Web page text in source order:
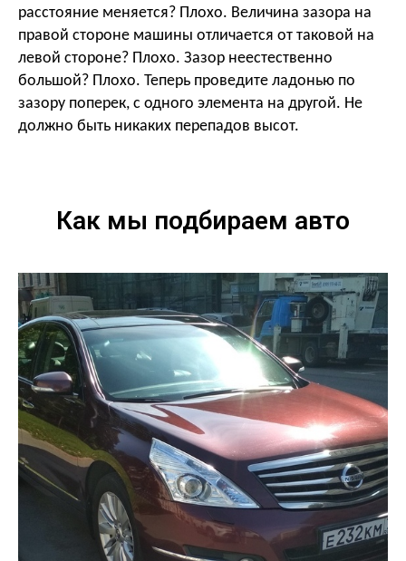
расстояние меняется? Плохо. Величина зазора на
правой стороне машины отличается от таковой на
левой стороне? Плохо. Зазор неестественно
большой? Плохо. Теперь проведите ладонью по
зазору поперек, с одного элемента на другой. Не
должно быть никаких перепадов высот.
Как мы подбираем авто